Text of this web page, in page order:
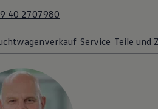
40 2707980
Service Teile und